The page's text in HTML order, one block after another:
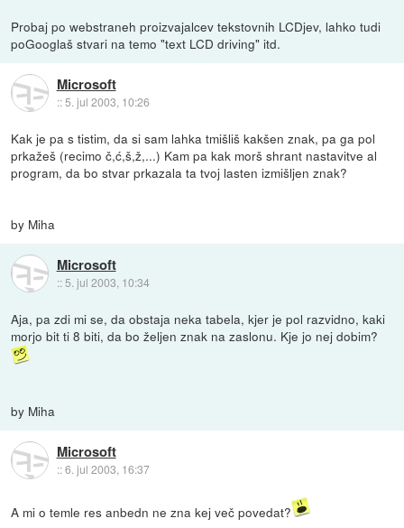
Probaj po webstraneh proizvajalcev tekstovnih LCDjev, lahko tudi
poGooglaš stvari na temo "text LCD driving" itd.
Microsoft
::5. jul 2003, 10:26
Kak je pa s tistim, da si sam lahka tmišliš kakšen znak, pa ga pol
prkažeš (recimo č,ć,š,ž,...) Kam pa kak morš shrant nastavitve al
program, da bo stvar prkazala ta tvoj lasten izmišljen znak?
by Miha
Microsoft
:: 5. jul 2003, 10:34
Aja, pa zdi mi se, da obstaja neka tabela, kjer je pol razvidno, kaki
morjo bit ti 8 biti, da bo željen znak na zaslonu. Kje jo nej dobim?
by Miha
Microsoft
::6. jul 2003, 16:37
A mi o temle res anbedn ne zna kej več povedat?